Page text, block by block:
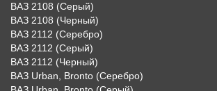
ВАЗ 2108 (Серый)
ВАЗ 2108 (Черный)
ВАЗ 2112 (Серебро)
ВАЗ 2112 (Серый)
ВАЗ 2112 (Черный)
ВАЗ Urban, Bronto (Серебро)